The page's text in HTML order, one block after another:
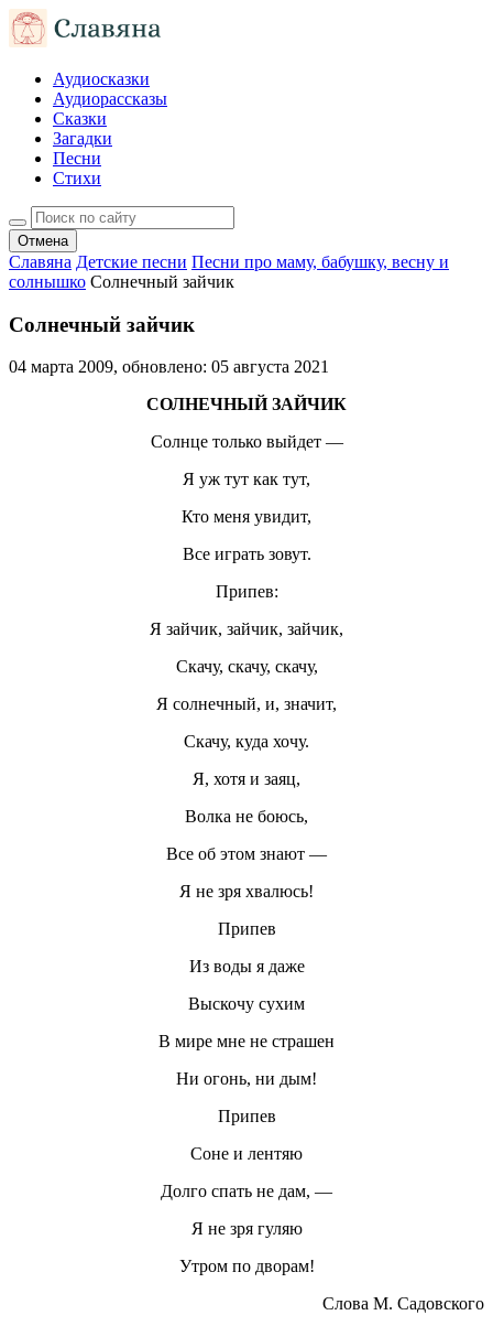
Аудиосказки
Аудиорассказы
Сказки
Загадки
Песни
Стихи
Отмена
Славяна Детские песни Песни про маму, бабушку, весну и
солнышко Солнечный зайчик
Солнечный зайчик
04 марта 2009, обновлено: 05 августа 2021
СОЛНЕЧНЫЙ ЗАЙЧИК
Солнце только выйдет —
Я уж тут как тут,
Кто меня увидит,
Все играть зовут.
Припев:
Я зайчик, зайчик, зайчик,
Скачу, скачу, скачу,
Я солнечный, и, значит,
Скачу, куда хочу.
Я, хотя и заяц,
Волка не боюсь,
Все об этом знают —
Я не зря хвалюсь!
Припев
Из воды я даже
Выскочу сухим
В мире мне не страшен
Ни огонь, ни дым!
Припев
Соне и лентяю
Долго спать не дам, —
Я не зря гуляю
Утром по дворам!
Слова М. Садовского